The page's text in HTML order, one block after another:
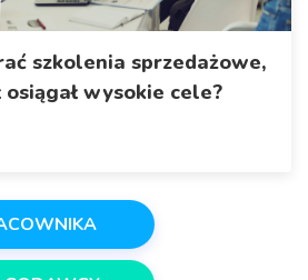
szkolenia sprzedażowe,
osiągał wysokie cele?